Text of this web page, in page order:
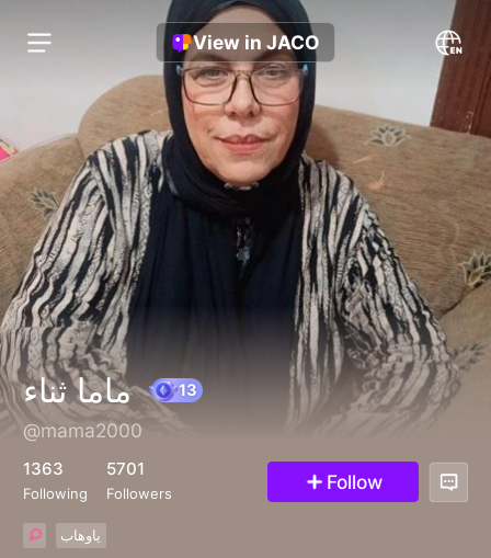
View in JACO
ماما ثناء
@mama2000
1363
Following
5701
Followers Follow
ياوهاب